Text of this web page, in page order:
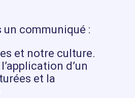
communiqué :
et notre culture.
d’un
et la